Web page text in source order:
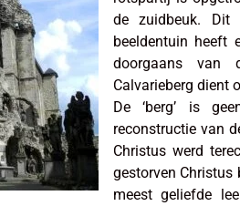
de zuidbeuk. Dit
beeldentuin heeft
doorgaans van
Calvarieberg dient
De ‘berg’ is
reconstructie van
Christus werd
gestorven Christus
meest geliefde